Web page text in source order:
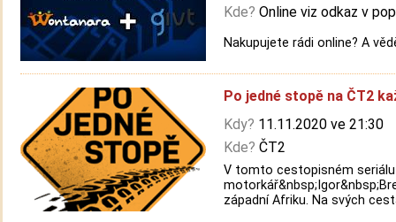
Kde? Online viz odkaz v
Nakupujete rádi online? A
Po jedné stopě na ČT2
Kdy? 11.11.2020 ve 21:30
Kde? ČT2
V tomto cestopisném
západní Afriku. Na svých